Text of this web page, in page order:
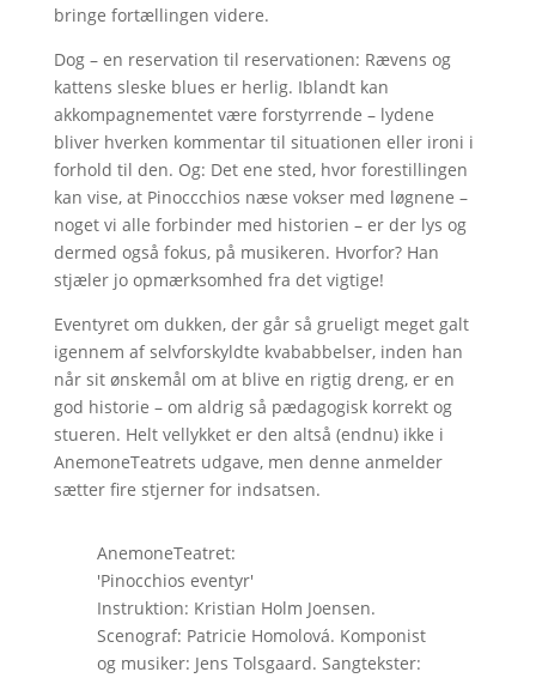
bringe fortællingen videre.
Dog – en reservation til reservationen: Rævens og
kattens sleske blues er herlig. Iblandt kan
akkompagnementet være forstyrrende – lydene
bliver hverken kommentar til situationen eller ironi i
forhold til den. Og: Det ene sted, hvor forestillingen
kan vise, at Pinoccchios næse vokser med løgnene –
noget vi alle forbinder med historien – er der lys og
dermed også fokus, på musikeren. Hvorfor? Han
stjæler jo opmærksomhed fra det vigtige!
Eventyret om dukken, der går så grueligt meget galt
igennem af selvforskyldte kvababbelser, inden han
når sit ønskemål om at blive en rigtig dreng, er en
god historie – om aldrig så pædagogisk korrekt og
stueren. Helt vellykket er den altså (endnu) ikke i
AnemoneTeatrets udgave, men denne anmelder
sætter fire stjerner for indsatsen.
AnemoneTeatret:
'Pinocchios eventyr'
Instruktion: Kristian Holm Joensen.
Scenograf: Patricie Homolová. Komponist
og musiker: Jens Tolsgaard. Sangtekster: